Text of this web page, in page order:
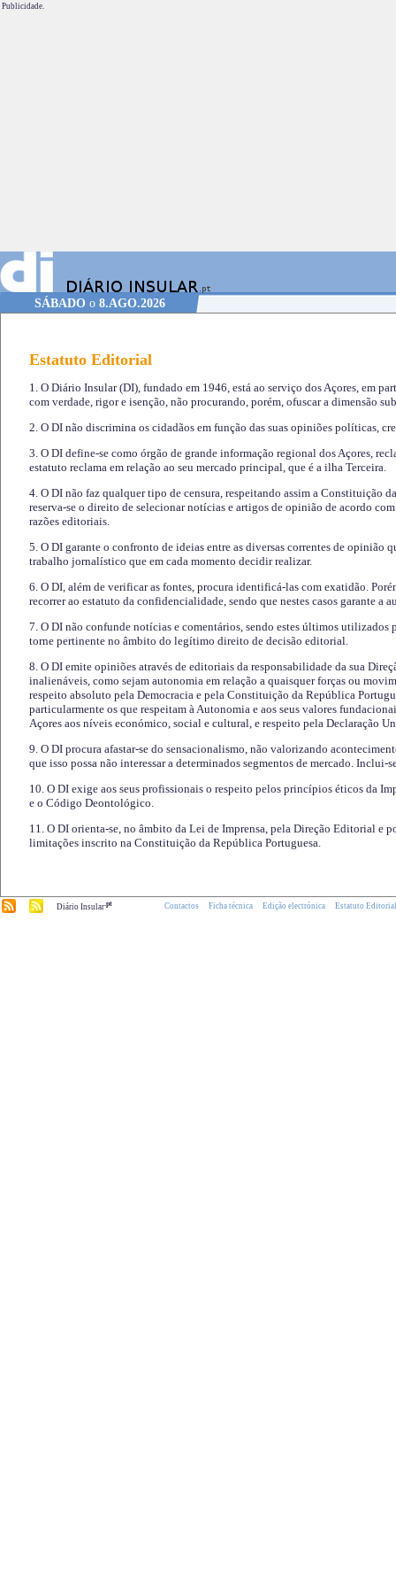
Publicidade.
SÁBADOo 8.AGO.2026
Estatuto Editorial
1. O Diário Insular (DI), fundado em 1946, está ao serviço dos Açores, em
com verdade, rigor e isenção, não procurando, porém, ofuscar a dimensão
2. O DI não discrimina os cidadãos em função das suas opiniões políticas,
3. O DI define-se como órgão de grande informação regional dos Açores,
estatuto reclama em relação ao seu mercado principal, que é a ilha Terceira.
4. O DI não faz qualquer tipo de censura, respeitando assim a Constituição
reserva-se o direito de selecionar notícias e artigos de opinião de acordo
razões editoriais.
5. O DI garante o confronto de ideias entre as diversas correntes de opinião
trabalho jornalístico que em cada momento decidir realizar.
6. O DI, além de verificar as fontes, procura identificá-las com exatidão.
recorrer ao estatuto da confidencialidade, sendo que nestes casos garante a
7. O DI não confunde notícias e comentários, sendo estes últimos utilizados
torne pertinente no âmbito do legítimo direito de decisão editorial.
8. O DI emite opiniões através de editoriais da responsabilidade da sua
inalienáveis, como sejam autonomia em relação a quaisquer forças ou
respeito absoluto pela Democracia e pela Constituição da República
particularmente os que respeitam à Autonomia e aos seus valores
Açores aos níveis económico, social e cultural, e respeito pela Declaração
9. O DI procura afastar-se do sensacionalismo, não valorizando
que isso possa não interessar a determinados segmentos de mercado.
10. O DI exige aos seus profissionais o respeito pelos princípios éticos da
e o Código Deontológico.
11. O DI orienta-se, no âmbito da Lei de Imprensa, pela Direção Editorial e
limitações inscrito na Constituição da República Portuguesa.
Diário Insular.pt Contactos Ficha técnica Edição electrónica Estatuto Editorial